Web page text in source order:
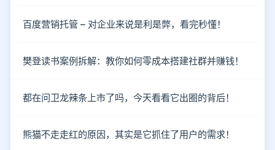
百度营销托管 – 对企业来说是利是弊，看完秒懂！
樊登读书案例拆解：教你如何零成本搭建社群并赚钱！
都在问卫龙辣条上市了吗，今天看看它出圈的背后！
熊猫不走走红的原因，其实是它抓住了用户的需求！